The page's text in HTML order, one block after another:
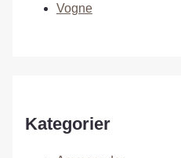
Vogne
Kategorier